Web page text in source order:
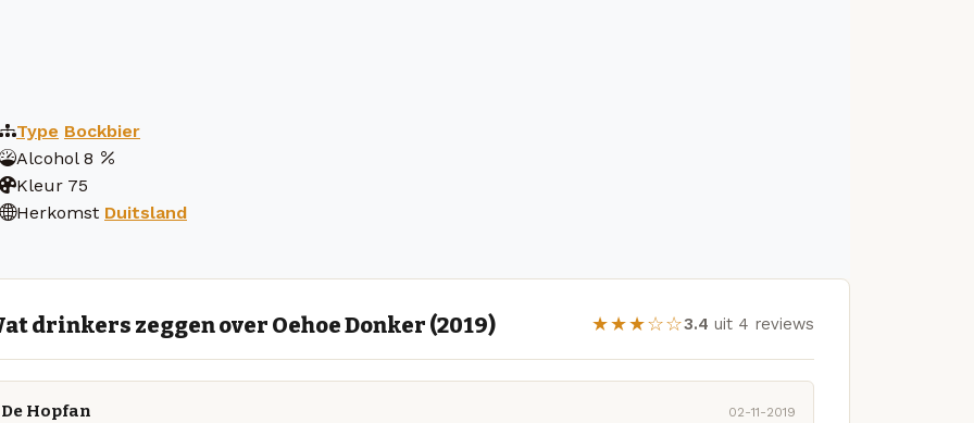
Type Bockbier
Alcohol 8
Kleur 75
Herkomst Duitsland
drinkers zeggen over Oehoe Donker (2019) ★★★☆☆3.4 uit 4 reviews
De Hopfan 02-11-2019